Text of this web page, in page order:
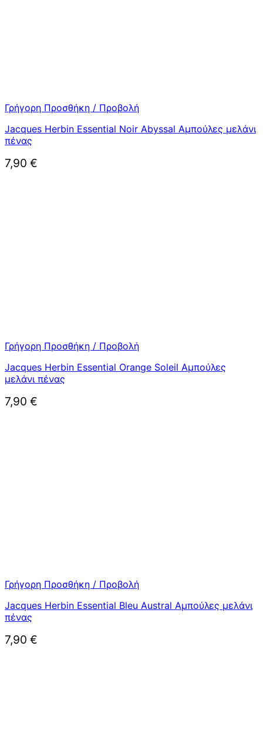
Γρήγορη Προσθήκη / Προβολή
Jacques Herbin Essential Noir Abyssal Αμπούλες μελάνι
πένας
7,90 €
Γρήγορη Προσθήκη / Προβολή
Jacques Herbin Essential Orange Soleil Αμπούλες
μελάνι πένας
7,90 €
Γρήγορη Προσθήκη / Προβολή
Jacques Herbin Essential Bleu Austral Αμπούλες μελάνι
πένας
7,90 €